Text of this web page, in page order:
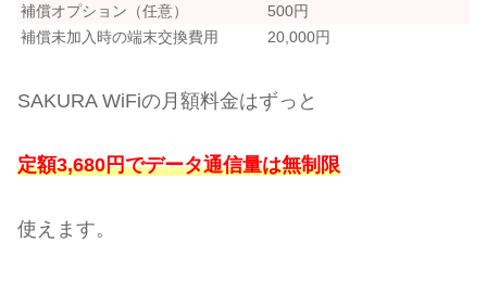
補償オプション（任意）
500円
補償未加入時の端末交換費用
20,000円
SAKURA WiFiの月額料金はずっと
定額3,680円でデータ通信量は無制限
使えます。